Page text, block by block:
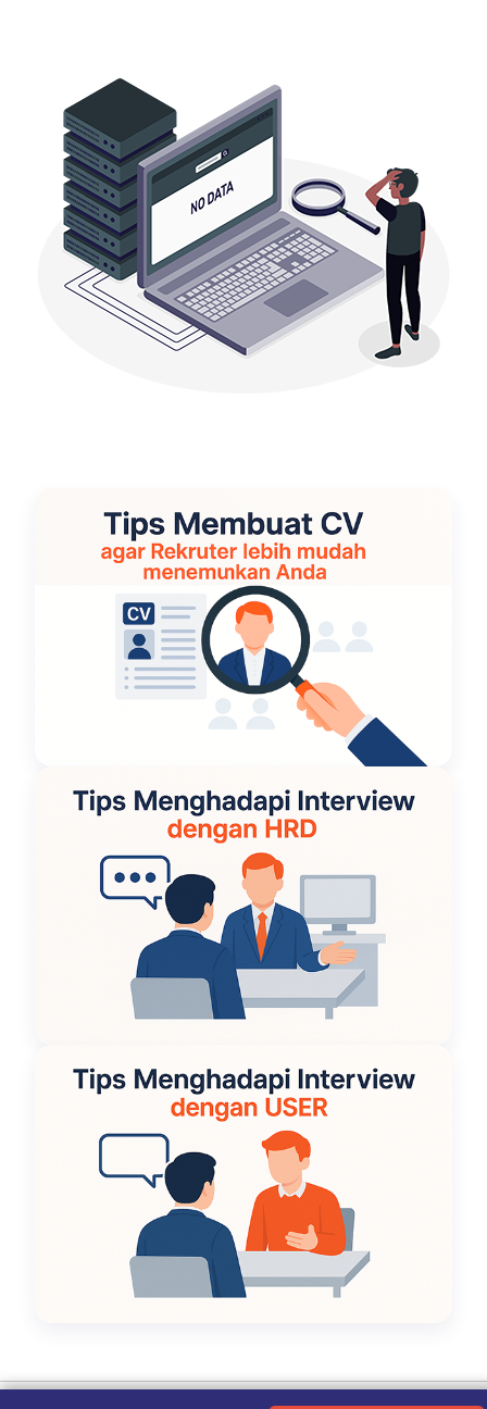
Kebijakan Privasi|Tentang Kami|